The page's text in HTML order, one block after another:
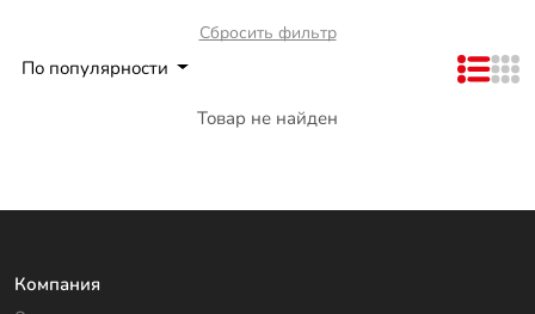
Сбросить фильтр
По популярности
Товар не найден
Компания